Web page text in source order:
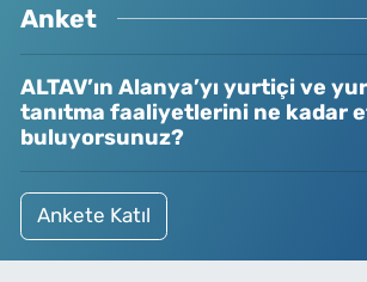
Anket
ALTAV’ın Alanya’yı yurtiçi ve
tanıtma faaliyetlerini ne kadar
buluyorsunuz?
Ankete Katıl